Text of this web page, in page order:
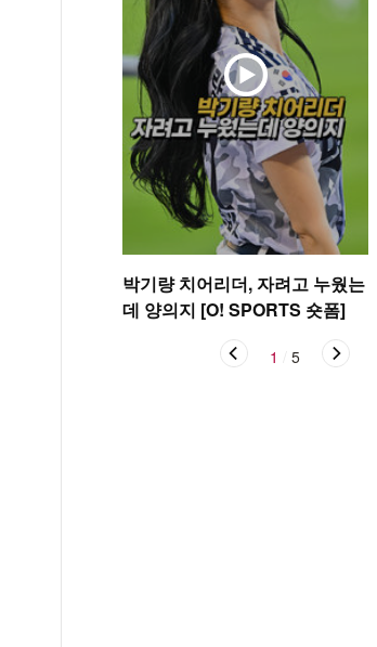
박기량 치어리더, 자려고 누웠는
데 양의지 [O! SPORTS 숏폼]
1 5